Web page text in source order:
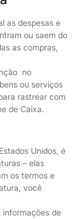
as despesas e
ou saem do
as compras,
no
ou serviços
rastrear com
de Caixa.
Unidos, é
– elas
os termos e
você
informações de